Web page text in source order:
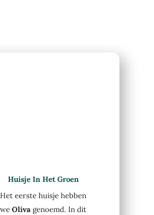
Huisje In Het Groen
Het eerste huisje hebben
weOliva genoemd. In dit